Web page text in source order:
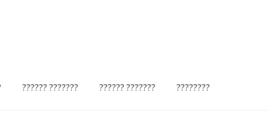
?????? ??????? ?????? ??????? ????????